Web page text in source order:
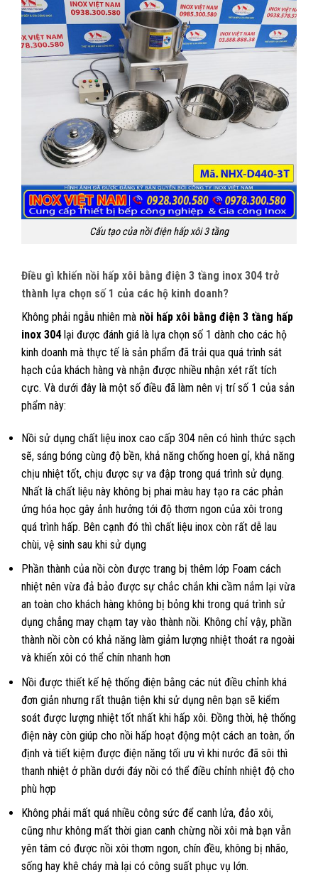
Cấu tạo của nồi điện hấp xôi 3 tầng
Điều gì khiến nồi hấp xôi bằng điện 3 tầng inox 304 trở
thành lựa chọn số 1 của các hộ kinh doanh?
Không phải ngẫu nhiên mà nồi hấp xôi bằng điện 3 tầng hấp
inox 304lại được đánh giá là lựa chọn số 1 dành cho các hộ
kinh doanh mà thực tế là sản phẩm đã trải qua quá trình sát
hạch của khách hàng và nhận được nhiều nhận xét rất tích
cực. Và dưới đây là một số điều đã làm nên vị trí số 1 của sản
phẩm này:
Nồi sử dụng chất liệu inox cao cấp 304 nên có hình thức sạch
sẽ, sáng bóng cùng độ bền, khả năng chống hoen gỉ, khả năng
chịu nhiệt tốt, chịu được sự va đập trong quá trình sử dụng.
Nhất là chất liệu này không bị phai màu hay tạo ra các phản
ứng hóa học gây ảnh hưởng tới độ thơm ngon của xôi trong
quá trình hấp. Bên cạnh đó thì chất liệu inox còn rất dễ lau
chùi, vệ sinh sau khi sử dụng
Phần thành của nồi còn được trang bị thêm lớp Foam cách
nhiệt nên vừa đả bảo được sự chắc chắn khi cầm nắm lại vừa
an toàn cho khách hàng không bị bỏng khi trong quá trình sử
dụng chẳng may chạm tay vào thành nồi. Không chỉ vậy, phần
thành nồi còn có khả năng làm giảm lượng nhiệt thoát ra ngoài
và khiến xôi có thể chín nhanh hơn
Nồi được thiết kế hệ thống điện bằng các nút điều chỉnh khá
đơn giản nhưng rất thuận tiện khi sử dụng nên bạn sẽ kiểm
soát được lượng nhiệt tốt nhất khi hấp xôi. Đồng thời, hệ thống
điện này còn giúp cho nồi hấp hoạt động một cách an toàn, ổn
định và tiết kiệm được điện năng tối ưu vì khi nước đã sôi thì
thanh nhiệt ở phần dưới đáy nồi có thể điều chỉnh nhiệt độ cho
phù hợp
Không phải mất quá nhiều công sức để canh lửa, đảo xôi,
cũng như không mất thời gian canh chừng nồi xôi mà bạn vẫn
yên tâm có được nồi xôi thơm ngon, chín đều, không bị nhão,
sống hay khê cháy mà lại có công suất phục vụ lớn.